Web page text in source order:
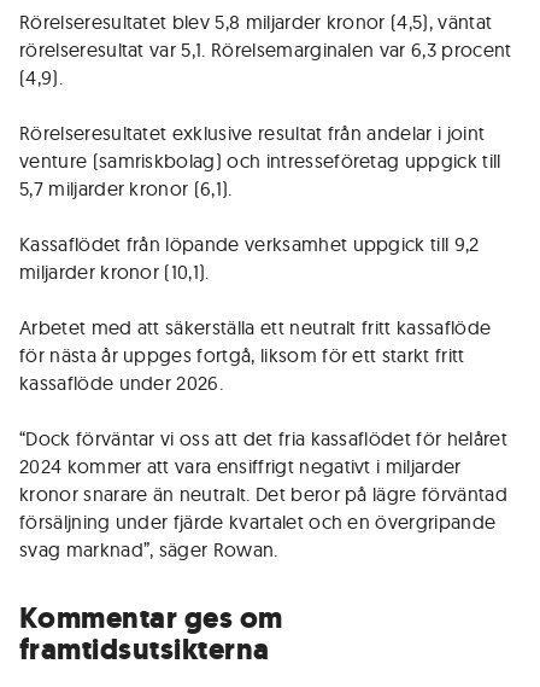
Rörelseresultatet blev 5,8 miljarder kronor (4,5), väntat
rörelseresultat var 5,1. Rörelsemarginalen var 6,3 procent
(4,9).
Rörelseresultatet exklusive resultat från andelar i joint
venture (samriskbolag) och intresseföretag uppgick till
5,7 miljarder kronor (6,1).
Kassaflödet från löpande verksamhet uppgick till 9,2
miljarder kronor (10,1).
Arbetet med att säkerställa ett neutralt fritt kassaflöde
för nästa år uppges fortgå, liksom för ett starkt fritt
kassaflöde under 2026.
“Dock förväntar vi oss att det fria kassaflödet för helåret
2024 kommer att vara ensiffrigt negativt i miljarder
kronor snarare än neutralt. Det beror på lägre förväntad
försäljning under fjärde kvartalet och en övergripande
svag marknad”, säger Rowan.
Kommentar ges om
framtidsutsikterna